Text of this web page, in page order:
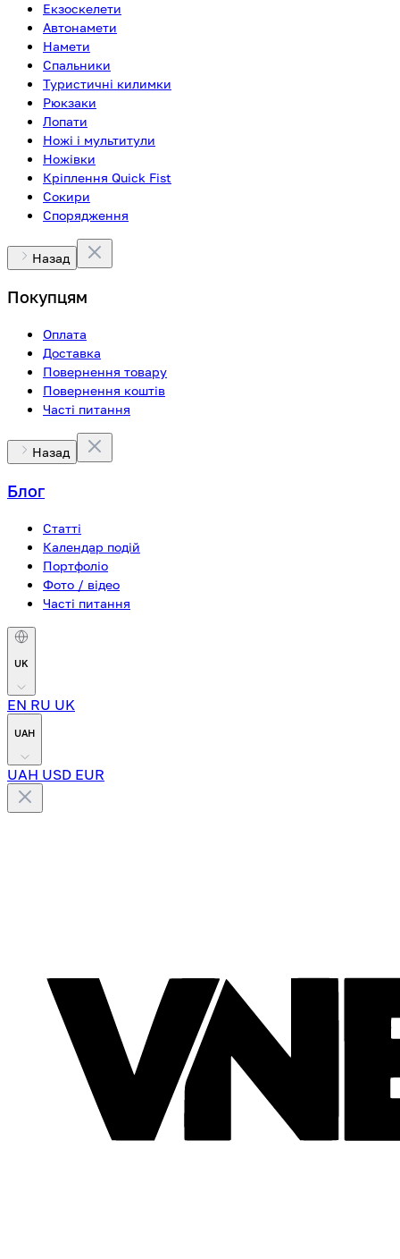
Екзоскелети
Автонамети
Намети
Спальники
Туристичні килимки
Рюкзаки
Лопати
Ножі і мультитули
Ножівки
Кріплення Quick Fist
Сокири
Спорядження
Назад
Покупцям
Оплата
Доставка
Повернення товару
Повернення коштів
Часті питання
Назад
Блог
Статті
Календар подій
Портфоліо
Фото / відео
Часті питання
UK
EN RU UK
UAH
UAH USD EUR